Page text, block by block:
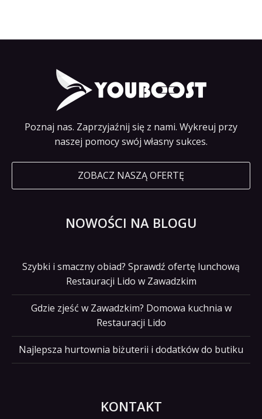
Poznaj nas. Zaprzyjaźnij się z nami. Wykreuj przy
naszej pomocy swój własny sukces.
ZOBACZ NASZĄ OFERTĘ
NOWOŚCI NA BLOGU
Szybki i smaczny obiad? Sprawdź ofertę lunchową
Restauracji Lido w Zawadzkim
Gdzie zjeść w Zawadzkim? Domowa kuchnia w
Restauracji Lido
Najlepsza hurtownia biżuterii i dodatków do butiku
KONTAKT